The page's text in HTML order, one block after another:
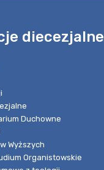
diecezjalne
Duchowne
Wyższych
Organistowskie